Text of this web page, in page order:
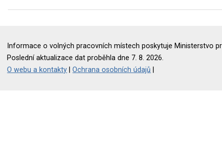
Informace o volných pracovních místech poskytuje Ministerstvo
Poslední aktualizace dat proběhla dne 7. 8. 2026.
O webu a kontakty |Ochrana osobních údajů